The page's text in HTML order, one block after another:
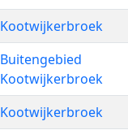
Kootwijkerbroek
Buitengebied
Kootwijkerbroek
Kootwijkerbroek